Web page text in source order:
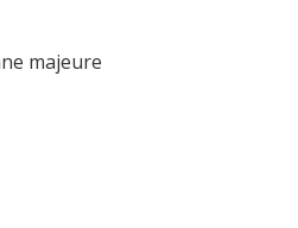
majeure